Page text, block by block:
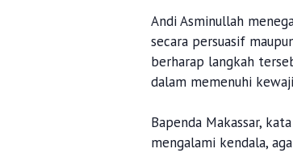
Andi Asminullah
secara persuasif
berharap langkah
dalam memenuhi
Bapenda Makassar,
mengalami kendala,